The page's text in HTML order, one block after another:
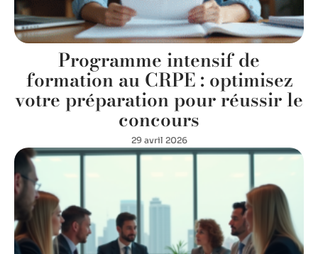
Programme intensif de
formation au CRPE : optimisez
votre préparation pour réussir le
concours
29 avril 2026